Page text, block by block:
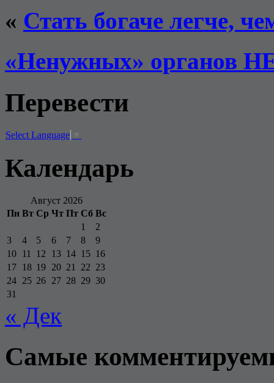
« Стать богаче легче,
«Ненужных» органов
Перевести
Select Language
Календарь
Август 2026
Пн Вт Ср Чт Пт Сб Вс
1
2
3
4 5 6 7 8
9
10 11 12 13 14 15 16
17 18 19 20 21 22 23
24 25 26 27 28 29 30
31
« Дек
Самые